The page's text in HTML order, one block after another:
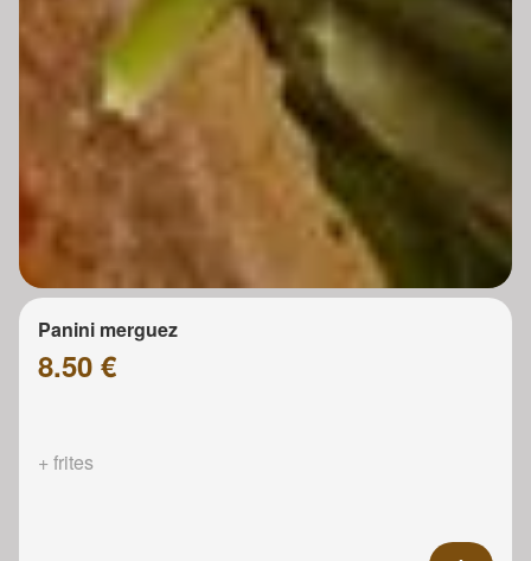
Panini merguez
8.50 €
+ frites